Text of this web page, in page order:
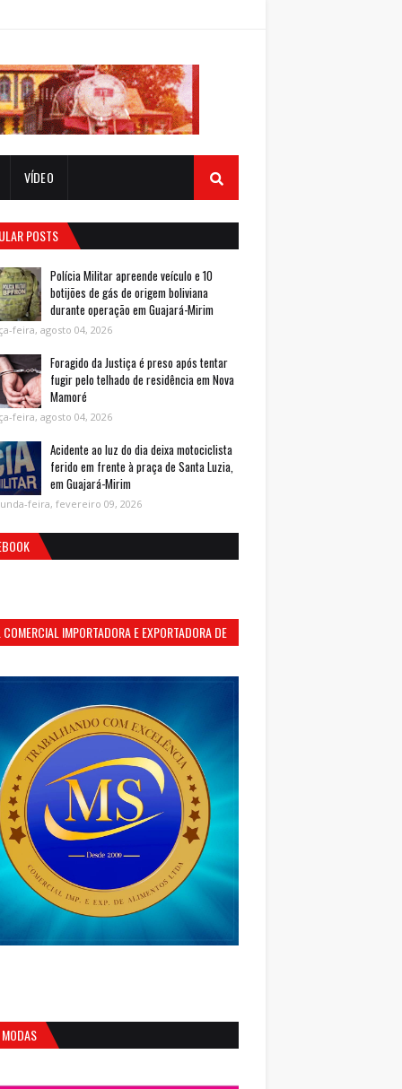
VÍDEO
POSTS
Polícia Militar apreende veículo e 10
botijões de gás de origem boliviana
durante operação em Guajará-Mirim
feira, agosto 04, 2026
Foragido da Justiça é preso após tentar
fugir pelo telhado de residência em Nova
Mamoré
feira, agosto 04, 2026
Acidente ao luz do dia deixa motociclista
ferido em frente à praça de Santa Luzia,
em Guajará-Mirim
feira, fevereiro 09, 2026
IMPORTADORA E EXPORTADORA DE